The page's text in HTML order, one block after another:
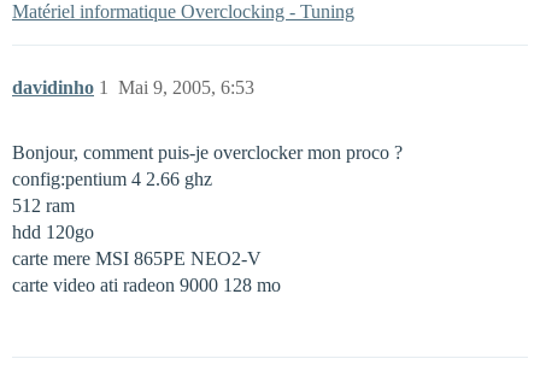
Matériel informatique Overclocking - Tuning
davidinho Mai 9, 2005, 6:53
1
Bonjour, comment puis-je overclocker mon proco ?
config:pentium 4 2.66 ghz
512 ram
hdd 120go
carte mere MSI 865PE NEO2-V
carte video ati radeon 9000 128 mo